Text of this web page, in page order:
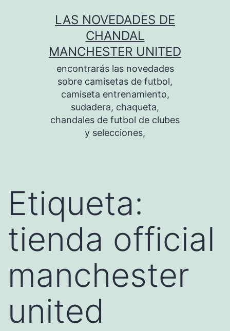
LAS NOVEDADES DE
CHANDAL
MANCHESTER UNITED
encontrarás las novedades
sobre camisetas de futbol,
camiseta entrenamiento,
sudadera, chaqueta,
chandales de futbol de clubes
y selecciones,
Etiqueta:
tienda official
manchester
united